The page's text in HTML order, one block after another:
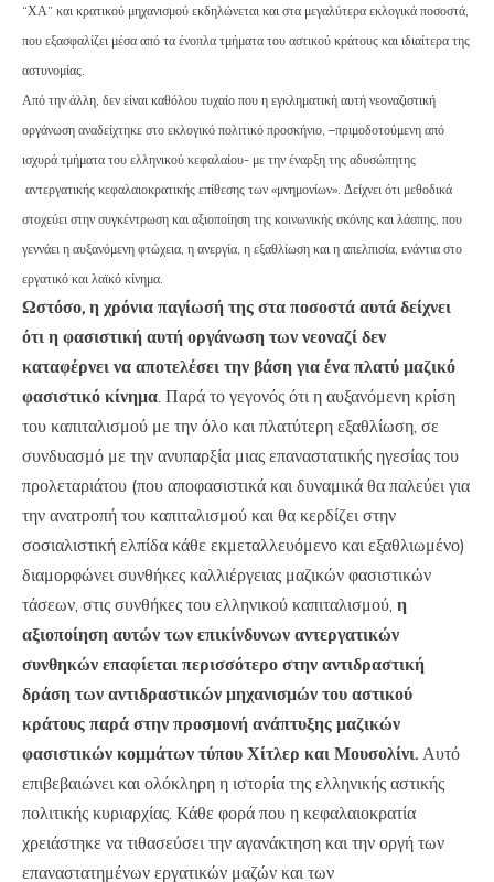
“ΧΑ” και κρατικού μηχανισμού εκδηλώνεται και στα μεγαλύτερα εκλογικά ποσοστά,
που εξασφαλίζει μέσα από τα ένοπλα τμήματα του αστικού κράτους και ιδιαίτερα της
αστυνομίας.
Από την άλλη, δεν είναι καθόλου τυχαίο που η εγκληματική αυτή νεοναζιστική
οργάνωση αναδείχτηκε στο εκλογικό πολιτικό προσκήνιο, –πριμοδοτούμενη από
ισχυρά τμήματα του ελληνικού κεφαλαίου- με την έναρξη της αδυσώπητης
αντεργατικής κεφαλαιοκρατικής επίθεσης των «μνημονίων». Δείχνει ότι μεθοδικά
στοχεύει στην συγκέντρωση και αξιοποίηση της κοινωνικής σκόνης και λάσπης, που
γεννάει η αυξανόμενη φτώχεια, η ανεργία, η εξαθλίωση και η απελπισία, ενάντια στο
εργατικό και λαϊκό κίνημα.
Ωστόσο, η χρόνια παγίωσή της στα ποσοστά αυτά δείχνει
ότι η φασιστική αυτή οργάνωση των νεοναζί δεν
καταφέρνει να αποτελέσει την βάση για ένα πλατύ μαζικό
φασιστικό κίνημα . Παρά το γεγονός ότι η αυξανόμενη κρίση
του καπιταλισμού με την όλο και πλατύτερη εξαθλίωση, σε
συνδυασμό με την ανυπαρξία μιας επαναστατικής ηγεσίας του
προλεταριάτου (που αποφασιστικά και δυναμικά θα παλεύει για
την ανατροπή του καπιταλισμού και θα κερδίζει στην
σοσιαλιστική ελπίδα κάθε εκμεταλλευόμενο και εξαθλιωμένο)
διαμορφώνει συνθήκες καλλιέργειας μαζικών φασιστικών
τάσεων, στις συνθήκες του ελληνικού καπιταλισμού, η
αξιοποίηση αυτών των επικίνδυνων αντεργατικών
συνθηκών επαφίεται περισσότερο στην αντιδραστική
δράση των αντιδραστικών μηχανισμών του αστικού
κράτους παρά στην προσμονή ανάπτυξης μαζικών
φασιστικών κομμάτων τύπου Χίτλερ και Μουσολίνι. Αυτό
επιβεβαιώνει και ολόκληρη η ιστορία της ελληνικής αστικής
πολιτικής κυριαρχίας. Κάθε φορά που η κεφαλαιοκρατία
χρειάστηκε να τιθασεύσει την αγανάκτηση και την οργή των
επαναστατημένων εργατικών μαζών και των